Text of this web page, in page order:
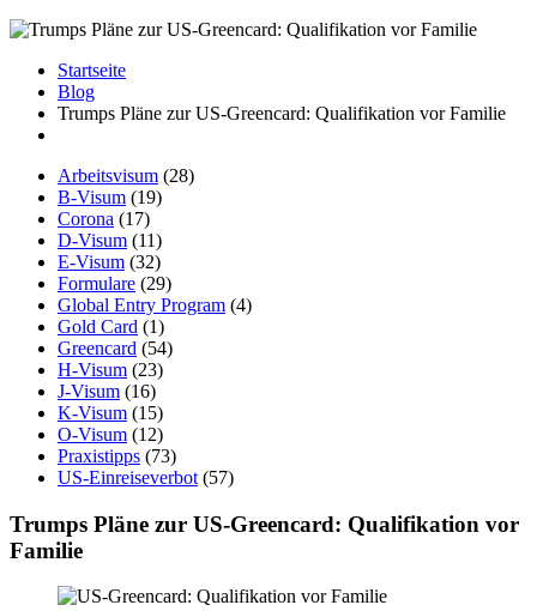
Startseite
Blog
Trumps Pläne zur US-Greencard: Qualifikation vor Familie
Arbeitsvisum (28)
B-Visum (19)
Corona (17)
D-Visum (11)
E-Visum (32)
Formulare (29)
Global Entry Program (4)
Gold Card (1)
Greencard (54)
H-Visum (23)
J-Visum (16)
K-Visum (15)
O-Visum (12)
Praxistipps (73)
US-Einreiseverbot (57)
Trumps Pläne zur US-Greencard: Qualifikation vor
Familie